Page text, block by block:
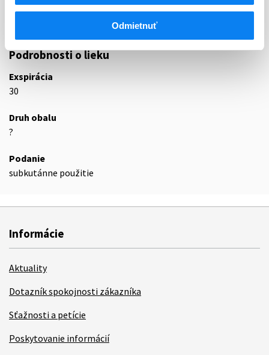
Odmietnuť
(TNF-alfa)
Etanercept
Podrobnosti o lieku
Exspirácia
30
Druh obalu
?
Podanie
subkutánne použitie
Informácie
Aktuality
Dotazník spokojnosti zákazníka
Sťažnosti a petície
Poskytovanie informácií